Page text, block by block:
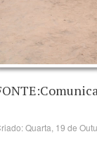
Quarta, 19 de